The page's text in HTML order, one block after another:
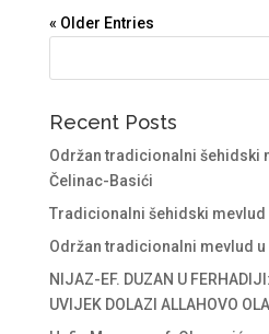
« Older Entries
Recent Posts
Održan tradicionalni šehidski
Čelinac-Basići
Tradicionalni šehidski mevlud
Održan tradicionalni mevlud
NIJAZ-EF. DUZAN U
UVIJEK DOLAZI ALLAHOVO